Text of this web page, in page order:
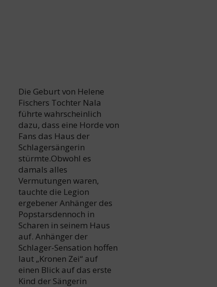
Die Geburt von Helene
Fischers Tochter Nala
führte wahrscheinlich
dazu, dass eine Horde von
Fans das Haus der
Schlagersängerin
stürmte.Obwohl es
damals alles
Vermutungen waren,
tauchte die Legion
ergebener Anhänger des
Popstarsdennoch in
Scharen in seinem Haus
auf. Anhänger der
Schlager-Sensation hoffen
laut „Kronen Zei“ auf
einen Blick auf das erste
Kind der Sängerin